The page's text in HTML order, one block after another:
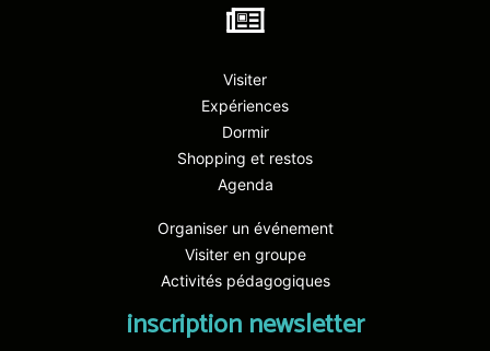
Visiter
Expériences
Dormir
Shopping et restos
Agenda
Organiser un événement
Visiter en groupe
Activités pédagogiques
inscription newsletter